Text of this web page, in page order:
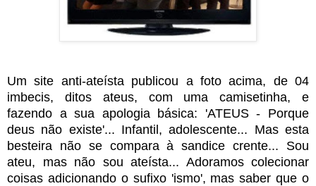
Um site anti-ateísta publicou a foto acima, de 04
imbecis, ditos ateus, com uma camisetinha, e
fazendo a sua apologia básica: 'ATEUS - Porque
deus não existe'... Infantil, adolescente... Mas esta
besteira não se compara à sandice crente... Sou
ateu, mas não sou ateísta... Adoramos colecionar
coisas adicionando o sufixo 'ismo', mas saber que o